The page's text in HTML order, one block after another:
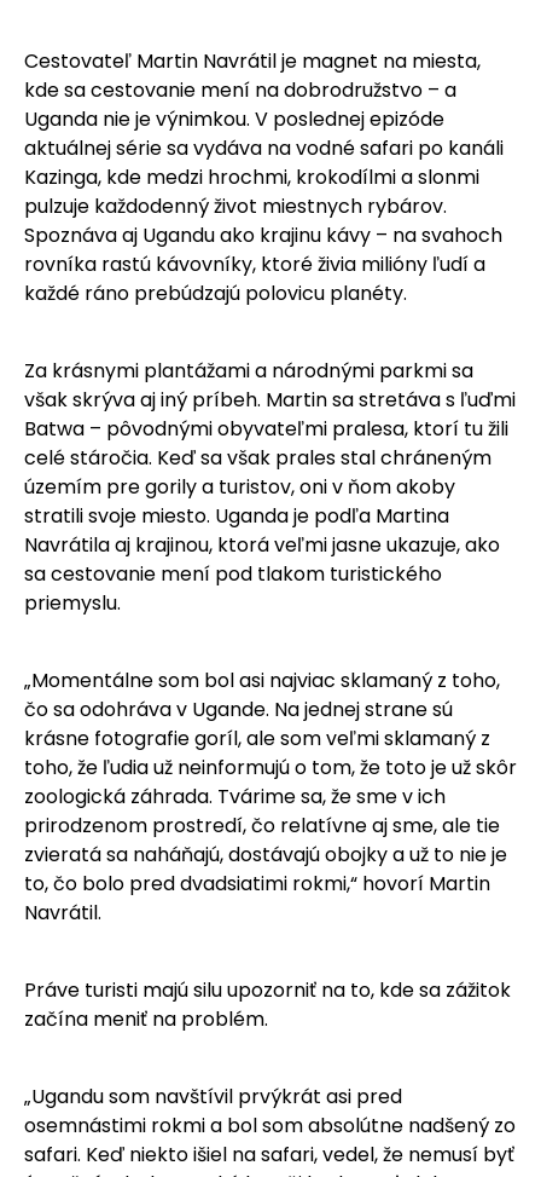
Cestovateľ Martin Navrátil je magnet na miesta,
kde sa cestovanie mení na dobrodružstvo – a
Uganda nie je výnimkou. V poslednej epizóde
aktuálnej série sa vydáva na vodné safari po kanáli
Kazinga, kde medzi hrochmi, krokodílmi a slonmi
pulzuje každodenný život miestnych rybárov.
Spoznáva aj Ugandu ako krajinu kávy – na svahoch
rovníka rastú kávovníky, ktoré živia milióny ľudí a
každé ráno prebúdzajú polovicu planéty.
Za krásnymi plantážami a národnými parkmi sa
však skrýva aj iný príbeh. Martin sa stretáva s ľuďmi
Batwa – pôvodnými obyvateľmi pralesa, ktorí tu žili
celé stáročia. Keď sa však prales stal chráneným
územím pre gorily a turistov, oni v ňom akoby
stratili svoje miesto. Uganda je podľa Martina
Navrátila aj krajinou, ktorá veľmi jasne ukazuje, ako
sa cestovanie mení pod tlakom turistického
priemyslu.
„Momentálne som bol asi najviac sklamaný z toho,
čo sa odohráva v Ugande. Na jednej strane sú
krásne fotografie goríl, ale som veľmi sklamaný z
toho, že ľudia už neinformujú o tom, že toto je už skôr
zoologická záhrada. Tvárime sa, že sme v ich
prirodzenom prostredí, čo relatívne aj sme, ale tie
zvieratá sa naháňajú, dostávajú obojky a už to nie je
to, čo bolo pred dvadsiatimi rokmi,“ hovorí Martin
Navrátil.
Práve turisti majú silu upozorniť na to, kde sa zážitok
začína meniť na problém.
„Ugandu som navštívil prvýkrát asi pred
osemnástimi rokmi a bol som absolútne nadšený zo
safari. Keď niekto išiel na safari, vedel, že nemusí byť